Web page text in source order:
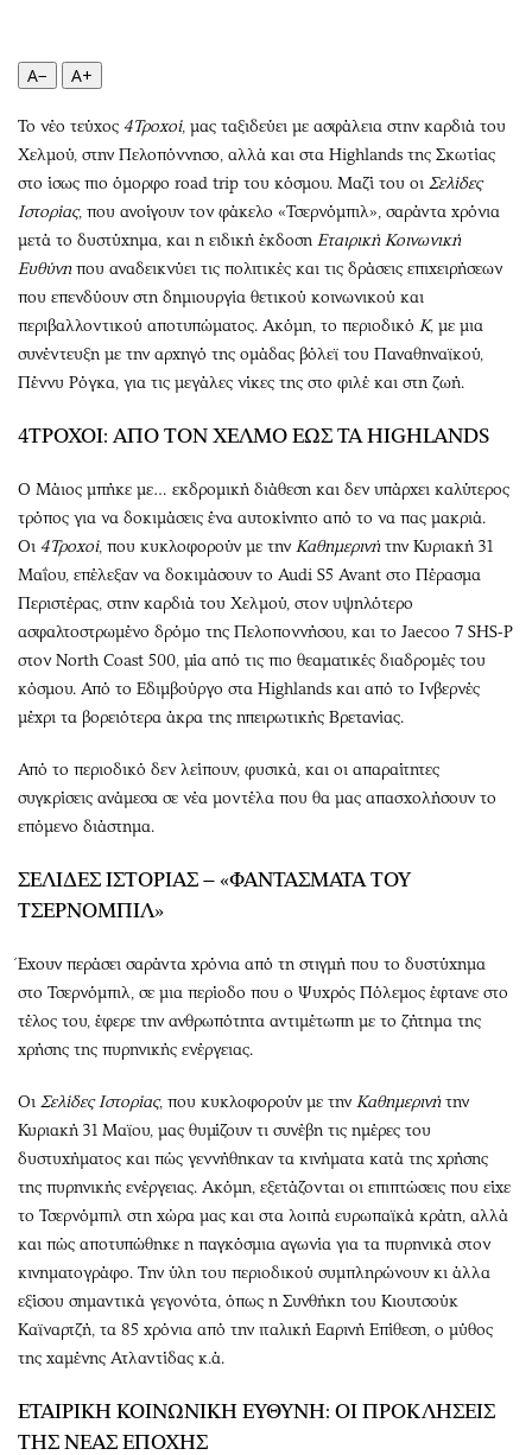
Κόσμος
Πολιτισμός
Σινεμά
Θέατρο-Χορός
Μουσική
Εικαστικά
Βιβλίο
Χειρόγραφα
Εκπομπές
Wine routes
Podcasts
Uncut
Προσφορές
Προσωπικότητες στην ''Κ''
Επιστολές
A− A+
Το νέο τεύχος 4Τροχοί, μας ταξιδεύει με ασφάλεια στην καρδιά του
Χελμού, στην Πελοπόννησο, αλλά και στα Highlands της Σκωτίας
στο ίσως πιο όμορφο road trip του κόσμου. Μαζί του οι Σελίδες
Ιστορίας, που ανοίγουν τον φάκελο «Τσερνόμπιλ», σαράντα χρόνια
μετά το δυστύχημα, και η ειδική έκδοση Εταιρική Κοινωνική
Ευθύνηπου αναδεικνύει τις πολιτικές και τις δράσεις επιχειρήσεων
που επενδύουν στη δημιουργία θετικού κοινωνικού και
περιβαλλοντικού αποτυπώματος. Ακόμη, το περιοδικό Κ, με μια
συνέντευξη με την αρχηγό της ομάδας βόλεϊ του Παναθηναϊκού,
Πέννυ Ρόγκα, για τις μεγάλες νίκες της στο φιλέ και στη ζωή.
4ΤΡΟΧΟΙ: ΑΠΟ ΤΟΝ ΧΕΛΜΟ ΕΩΣ ΤΑ HIGHLANDS
Ο Μάιος μπήκε με… εκδρομική διάθεση και δεν υπάρχει καλύτερος
τρόπος για να δοκιμάσεις ένα αυτοκίνητο από το να πας μακριά.
Οι 4Τροχοί, που κυκλοφορούν με την Καθημερινήτην Κυριακή 31
Μαΐου, επέλεξαν να δοκιμάσουν το Audi S5 Avant στο Πέρασμα
Περιστέρας, στην καρδιά του Χελμού, στον υψηλότερο
ασφαλτοστρωμένο δρόμο της Πελοποννήσου, και το Jaecoo 7 SHS-P
στον North Coast 500, μία από τις πιο θεαματικές διαδρομές του
κόσμου. Από το Εδιμβούργο στα Highlands και από το Ινβερνές
μέχρι τα βορειότερα άκρα της ηπειρωτικής Βρετανίας.
Από το περιοδικό δεν λείπουν, φυσικά, και οι απαραίτητες
συγκρίσεις ανάμεσα σε νέα μοντέλα που θα μας απασχολήσουν το
επόμενο διάστημα.
ΣΕΛΙΔΕΣ ΙΣΤΟΡΙΑΣ – «ΦΑΝΤΑΣΜΑΤΑ ΤΟΥ
ΤΣΕΡΝΟΜΠΙΛ»
Έχουν περάσει σαράντα χρόνια από τη στιγμή που το δυστύχημα
στο Τσερνόμπιλ, σε μια περίοδο που ο Ψυχρός Πόλεμος έφτανε στο
τέλος του, έφερε την ανθρωπότητα αντιμέτωπη με το ζήτημα της
χρήσης της πυρηνικής ενέργειας.
Οι Σελίδες Ιστορίας, που κυκλοφορούν με την Καθημερινήτην
Κυριακή 31 Μαϊου, μας θυμίζουν τι συνέβη τις ημέρες του
δυστυχήματος και πώς γεννήθηκαν τα κινήματα κατά της χρήσης
της πυρηνικής ενέργειας. Ακόμη, εξετάζονται οι επιπτώσεις που είχε
το Τσερνόμπιλ στη χώρα μας και στα λοιπά ευρωπαϊκά κράτη, αλλά
και πώς αποτυπώθηκε η παγκόσμια αγωνία για τα πυρηνικά στον
κινηματογράφο. Την ύλη του περιοδικού συμπληρώνουν κι άλλα
εξίσου σημαντικά γεγονότα, όπως η Συνθήκη του Κιουτσούκ
Καϊναρτζή, τα 85 χρόνια από την ιταλική Εαρινή Επίθεση, ο μύθος
της χαμένης Ατλαντίδας κ.ά.
ΕΤΑΙΡΙΚΗ ΚΟΙΝΩΝΙΚΗ ΕΥΘΥΝΗ: ΟΙ ΠΡΟΚΛΗΣΕΙΣ
ΤΗΣ ΝΕΑΣ ΕΠΟΧΗΣ